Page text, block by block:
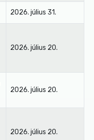
2026. július 31.
2026. július 20.
2026. július 20.
2026. július 20.